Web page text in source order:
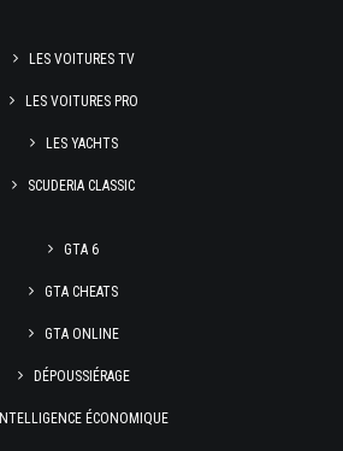
LES VOITURES TV
LES VOITURES PRO
LES YACHTS
SCUDERIA CLASSIC
GTA 6
GTA CHEATS
GTA ONLINE
DÉPOUSSIÉRAGE
INTELLIGENCE ÉCONOMIQUE